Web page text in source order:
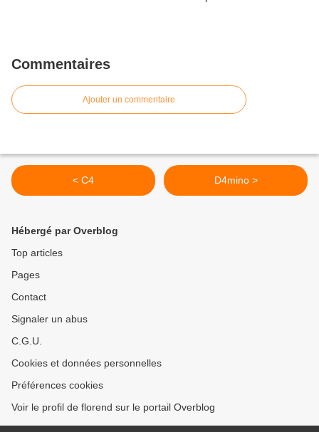
Commentaires
Ajouter un commentaire
< C4 D4mino >
Hébergé par Overblog
Top articles
Pages
Contact
Signaler un abus
C.G.U.
Cookies et données personnelles
Préférences cookies
Voir le profil de florend sur le portail Overblog